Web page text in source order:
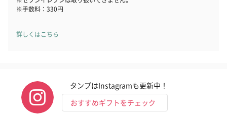
※手数料：330円
詳しくはこちら
タンプはInstagramも更新中！
おすすめギフトをチェック